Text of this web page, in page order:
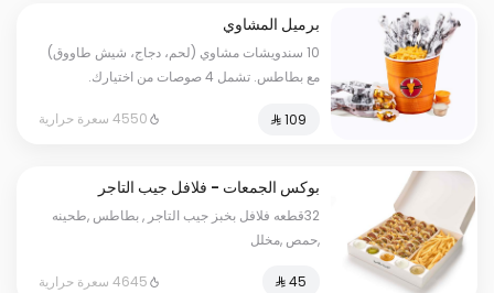
برميل المشاوي
10 سندويشات مشاوي (لحم، دجاج، شيش طاووق)
مع بطاطس. تشمل 4 صوصات من اختيارك.
4550 سعرة حرارية
بوكس الجمعات - فلافل جيب التاجر
32قطعه فلافل بخبز جيب التاجر , بطاطس ,طحينه
,حمص ,مخلل
4645 سعرة حرارية